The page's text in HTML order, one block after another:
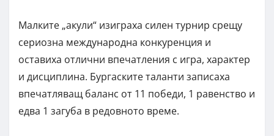
Малките „акули“ изиграха силен турнир срещу
сериозна международна конкуренция и
оставиха отлични впечатления с игра, характер
и дисциплина. Бургаските таланти записаха
впечатляващ баланс от 11 победи, 1 равенство и
едва 1 загуба в редовното време.